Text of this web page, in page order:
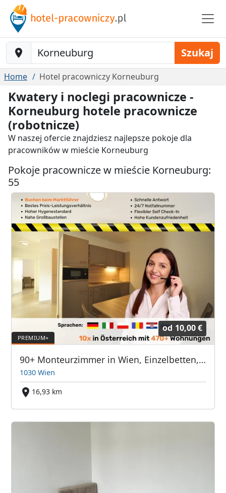
Baustelle-Location Szukaj
Home Hotel pracowniczy Korneuburg
Kwatery i noclegi pracownicze -
Korneuburg hotele pracownicze
(robotnicze)
W naszej ofercie znajdziesz najlepsze pokoje dla
pracowników w mieście Korneuburg
Pokoje pracownicze w mieście Korneuburg:
55
od 10,00 €
90+ Monteurzimmer in Wien, Einzelbetten, Parkplätze, WIFI, Küchen
1030 Wien
16,93 km